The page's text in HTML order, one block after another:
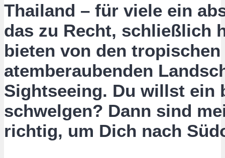
Thailand – für viele ein
das zu Recht, schließlich
bieten von den
atemberaubenden
Sightseeing. Du willst ein
schwelgen? Dann sind
richtig, um Dich nach